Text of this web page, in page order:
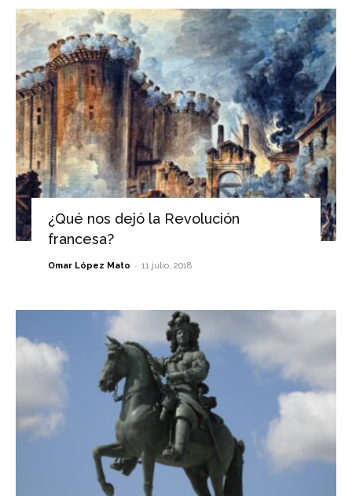
¿Qué nos dejó la Revolución
francesa?
Omar López Mato - 11 julio, 2018